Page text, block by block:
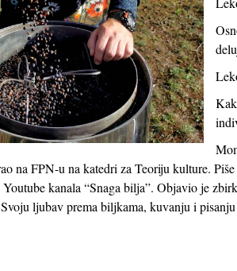
na FPN-u na katedri za Teoriju kulture.
kanala “Snaga bilja”. Objavio je
ljubav prema biljkama, kuvanju i